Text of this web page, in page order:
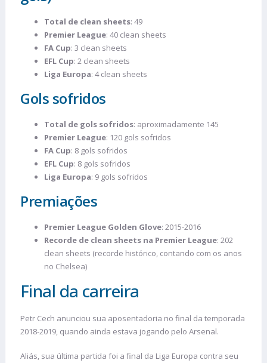
Total de clean sheets: 49
Premier League: 40 clean sheets
FA Cup: 3 clean sheets
EFL Cup: 2 clean sheets
Liga Europa: 4 clean sheets
Gols sofridos
Total de gols sofridos: aproximadamente 145
Premier League: 120 gols sofridos
FA Cup: 8 gols sofridos
EFL Cup: 8 gols sofridos
Liga Europa: 9 gols sofridos
Premiações
Premier League Golden Glove: 2015-2016
Recorde de clean sheets na Premier League: 202
clean sheets (recorde histórico, contando com os anos
no Chelsea)
Final da carreira
Petr Cech anunciou sua aposentadoria no final da temporada
2018-2019, quando ainda estava jogando pelo Arsenal.
Aliás, sua última partida foi a final da Liga Europa contra seu